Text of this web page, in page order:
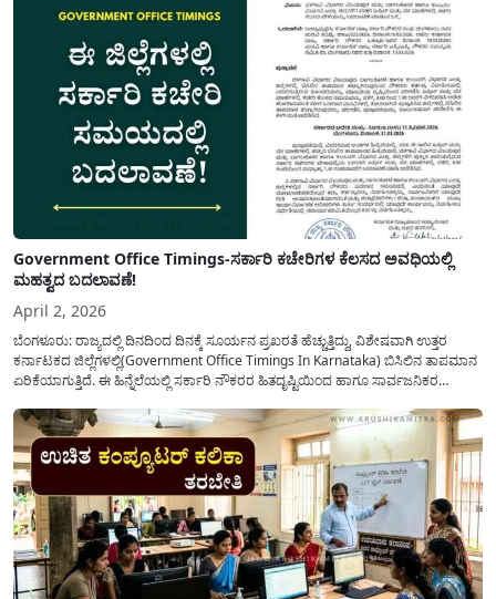
Government Office Timings-ಸರ್ಕಾರಿ ಕಚೇರಿಗಳ ಕೆಲಸದ ಅವಧಿಯಲ್ಲಿ
ಮಹತ್ವದ ಬದಲಾವಣೆ!
April 2, 2026
ಬೆಂಗಳೂರು: ರಾಜ್ಯದಲ್ಲಿ ದಿನದಿಂದ ದಿನಕ್ಕೆ ಸೂರ್ಯನ ಪ್ರಖರತೆ ಹೆಚ್ಚುತ್ತಿದ್ದು, ವಿಶೇಷವಾಗಿ ಉತ್ತರ
ಕರ್ನಾಟಕದ ಜಿಲ್ಲೆಗಳಲ್ಲಿ(Government Office Timings In Karnataka) ಬಿಸಿಲಿನ ತಾಪಮಾನ
ಏರಿಕೆಯಾಗುತ್ತಿದೆ. ಈ ಹಿನ್ನೆಲೆಯಲ್ಲಿ ಸರ್ಕಾರಿ ನೌಕರರ ಹಿತದೃಷ್ಟಿಯಿಂದ ಹಾಗೂ ಸಾರ್ವಜನಿಕರ
ಮತ್ತು ಕಲ್ಯಾಣ ಕರ್ನಾಟಕದ ಒಟ್ಟು 9 ಜಿಲ್ಲೆಗಳಲ್ಲಿ ಏಪ್ರಿಲ್...